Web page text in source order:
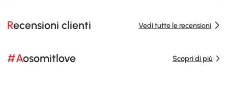
Recensioni clienti Vedi tutte le recensioni
#Aosomitlove Scopri di più